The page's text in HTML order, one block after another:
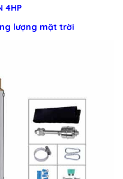
4HP
lượng mặt trời